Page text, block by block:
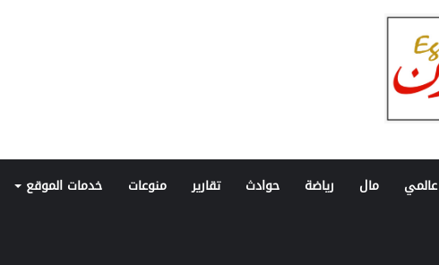
عالمي مال رياضة حوادث تقارير منوعات خدمات الموقع